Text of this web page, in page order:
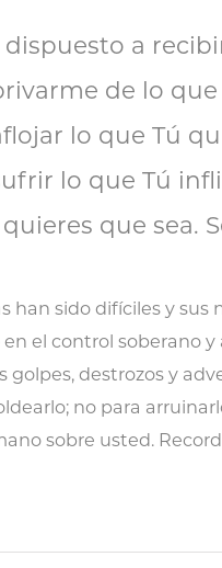
dispuesto a
de lo que
lo que Tú
lo que Tú
que sea.
han sido difíciles y
el control soberano
golpes, destrozos y
no para
sobre usted.